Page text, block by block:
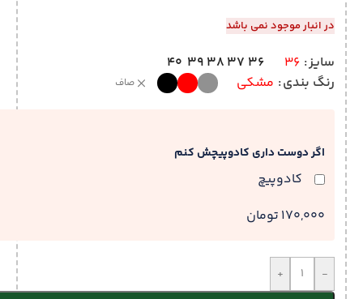
در انبار موجود نمی باشد
سایز 36
36
37
38
39
40
رنگ بندی مشکی صاف
اگر دوست داری کادوپیچش کنم
کادوپیچ
170,000 تومان
-
+